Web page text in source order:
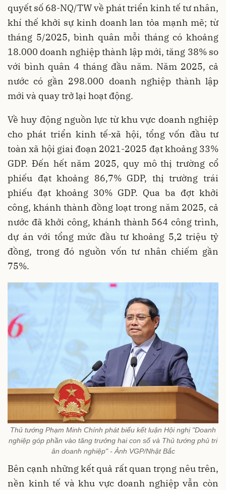
quyết số 68-NQ/TW về phát triển kinh tế tư nhân,
khí thế khởi sự kinh doanh lan tỏa mạnh mẽ; từ
tháng 5/2025, bình quân mỗi tháng có khoảng
18.000 doanh nghiệp thành lập mới, tăng 38% so
với bình quân 4 tháng đầu năm. Năm 2025, cả
nước có gần 298.000 doanh nghiệp thành lập
mới và quay trở lại hoạt động.
Về huy động nguồn lực từ khu vực doanh nghiệp
cho phát triển kinh tế-xã hội, tổng vốn đầu tư
toàn xã hội giai đoạn 2021-2025 đạt khoảng 33%
GDP. Đến hết năm 2025, quy mô thị trường cổ
phiếu đạt khoảng 86,7% GDP, thị trường trái
phiếu đạt khoảng 30% GDP. Qua ba đợt khởi
công, khánh thành đồng loạt trong năm 2025, cả
nước đã khởi công, khánh thành 564 công trình,
dự án với tổng mức đầu tư khoảng 5,2 triệu tỷ
đồng, trong đó nguồn vốn tư nhân chiếm gần
75%.
Thủ tướng Phạm Minh Chính phát biểu kết luận Hội nghị "Doanh
nghiệp góp phần vào tăng trưởng hai con số và Thủ tướng phủ tri
ân doanh nghiệp" - Ảnh VGP/Nhật Bắc
Bên cạnh những kết quả rất quan trọng nêu trên,
nền kinh tế và khu vực doanh nghiệp vẫn còn